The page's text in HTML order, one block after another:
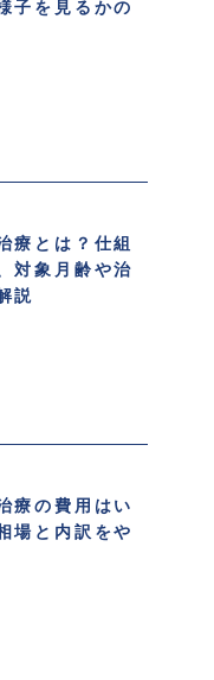
子を見るかの
療とは？仕組
対象月齢や治
説
療の費用はい
場と内訳をや